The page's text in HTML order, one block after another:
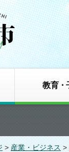
教育・
> 産業・ビジネス >